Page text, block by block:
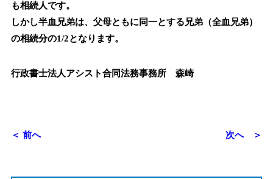
も相続人です。
しかし半血兄弟は、父母ともに同一とする兄弟（全血兄弟）
の相続分の1/2となります。
行政書士法人アシスト合同法務事務所 森崎
＜ 前へ 次へ ＞